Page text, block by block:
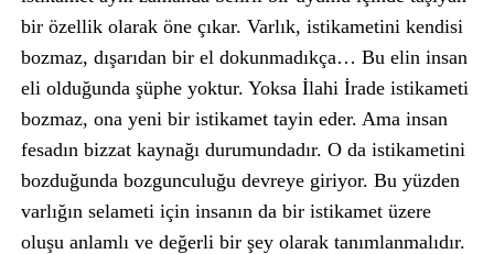
bir özellik olarak öne çıkar. Varlık, istikametini kendisi
bozmaz, dışarıdan bir el dokunmadıkça… Bu elin insan
eli olduğunda şüphe yoktur. Yoksa İlahi İrade istikameti
bozmaz, ona yeni bir istikamet tayin eder. Ama insan
fesadın bizzat kaynağı durumundadır. O da istikametini
bozduğunda bozgunculuğu devreye giriyor. Bu yüzden
varlığın selameti için insanın da bir istikamet üzere
oluşu anlamlı ve değerli bir şey olarak tanımlanmalıdır.